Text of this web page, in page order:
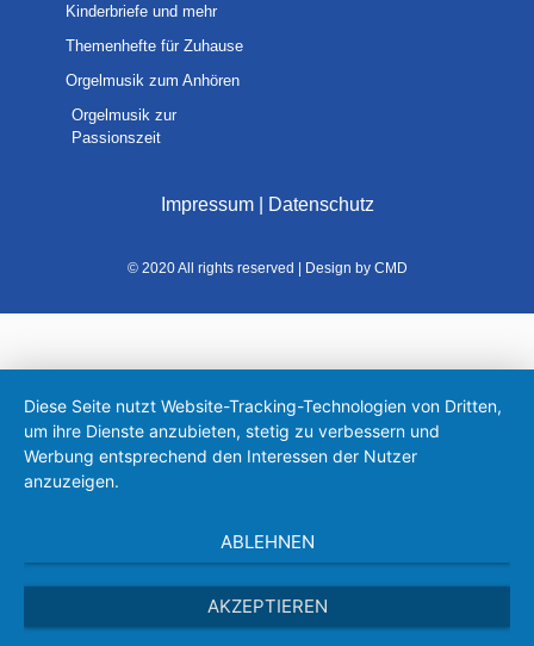
Kinderbriefe und mehr
Themenhefte für Zuhause
Orgelmusik zum Anhören
Orgelmusik zur
Passionszeit
Impressum| Datenschutz
© 2020 All rights reserved | Design by CMD
Diese Seite nutzt Website-Tracking-Technologien von Dritten,
um ihre Dienste anzubieten, stetig zu verbessern und
Werbung entsprechend den Interessen der Nutzer
anzuzeigen.
ABLEHNEN
AKZEPTIEREN